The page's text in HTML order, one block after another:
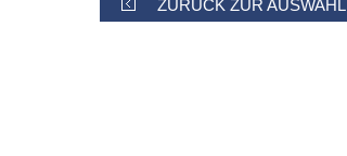
ZURÜCK ZUR AUSWAHL